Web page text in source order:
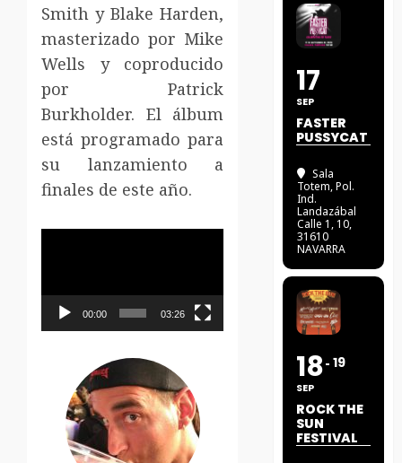
Smith y Blake Harden,
masterizado por Mike
Wells y coproducido
por Patrick
Burkholder. El álbum
está programado para
su lanzamiento a
finales de este año.
vídeo
00:00 03:26
17
SEP
FASTER
PUSSYCAT
Sala
Totem, Pol.
Ind.
Landazábal
Calle 1, 10,
31610
NAVARRA
18
SEP
19
ROCK THE
SUN
FESTIVAL